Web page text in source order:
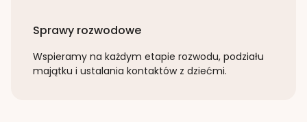
Sprawy rozwodowe
Wspieramy na każdym etapie rozwodu, podziału
majątku i ustalania kontaktów z dziećmi.